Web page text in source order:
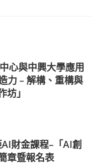
心與中興大學應用
力 – 解構、重構與
坊」
財金課程–「AI創
章暨報名表